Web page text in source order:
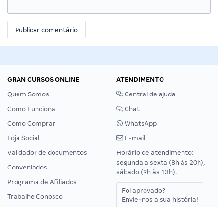
GRAN CURSOS ONLINE
Quem Somos
Como Funciona
Como Comprar
Loja Social
Validador de documentos
Conveniados
Programa de Afiliados
Trabalhe Conosco
ATENDIMENTO
Central de ajuda
Chat
WhatsApp
E-mail
Horário de atendimento:
segunda a sexta (8h às 20h),
sábado (9h às 13h).
Foi aprovado?
Envie-nos a sua história!